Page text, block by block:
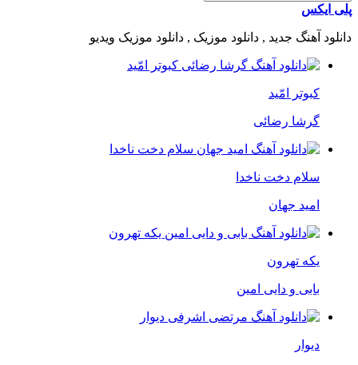
پلی ایکس
دانلود آهنگ جدید , دانلود موزیک , دانلود موزیک ویدیو
کبوتر امّید
گرشا رضائی
سلام دخت ناخدا
امید جهان
یکه تهرون
بابی و دایی امین
دیوار